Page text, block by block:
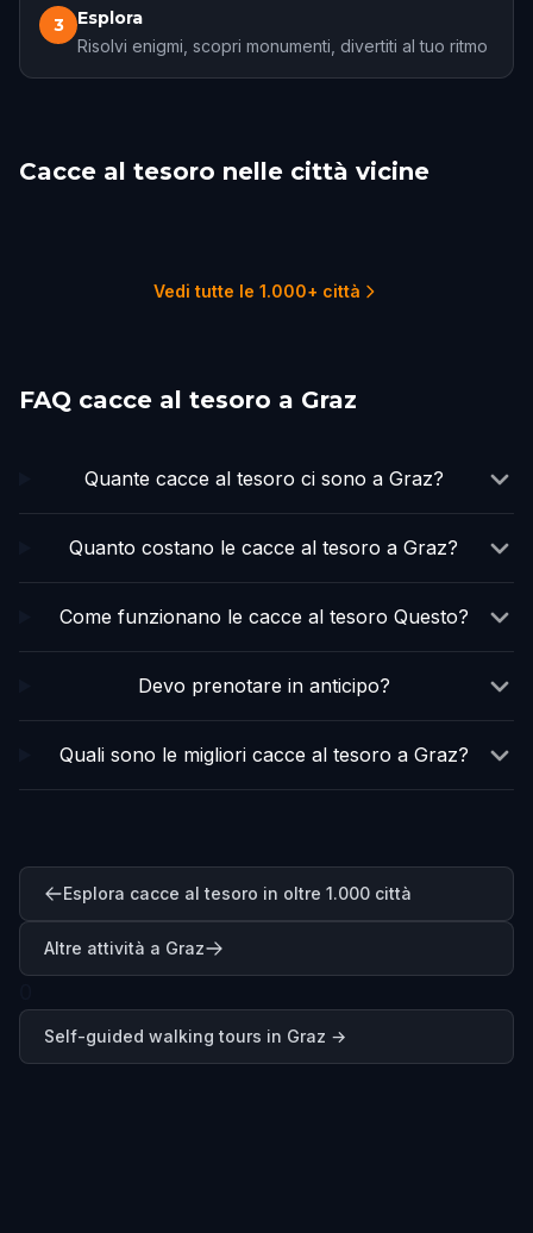
3 Esplora
Risolvi enigmi, scopri monumenti, divertiti al tuo ritmo
Cacce al tesoro nelle città vicine
Vedi tutte le 1.000+ città
FAQ cacce al tesoro a Graz
Quante cacce al tesoro ci sono a Graz?
Quanto costano le cacce al tesoro a Graz?
Come funzionano le cacce al tesoro Questo?
Devo prenotare in anticipo?
Quali sono le migliori cacce al tesoro a Graz?
Esplora cacce al tesoro in oltre 1.000 città
Altre attività a Graz
Self-guided walking tours in Graz →